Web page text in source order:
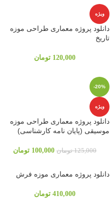
ویژه
دانلود پروژه معماری طراحی موزه
تاریخ
120,000 تومان
-20%
ویژه
دانلود پروژه معماری طراحی موزه
موسیقی (پایان نامه کارشناسی)
125,000 تومان 100,000 تومان
دانلود پروژه معماری موزه فرش
410,000 تومان